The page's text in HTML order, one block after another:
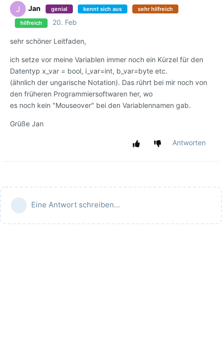
J Jan genial kennt sich aus sehr hilfreich
hilfreich 20. Feb
sehr schöner Leitfaden,
ich setze vor meine Variablen immer noch ein Kürzel für den
Datentyp x_var = bool, i_var=int, b_var=byte etc.
(ähnlich der ungarische Notation). Das rührt bei mir noch von
den früheren Programmiersoftwaren her, wo
es noch kein "Mouseover" bei den Variablennamen gab.
Grüße Jan
Antworten
Eine Antwort schreiben…